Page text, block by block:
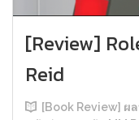
[Review]
Reid
[Book Review] ผ